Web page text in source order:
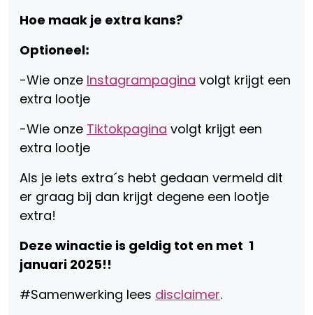
Hoe maak je extra kans?
Optioneelꓽ
-Wie onze Instagrampagina volgt krijgt een
extra lootje
-Wie onze Tiktokpagina volgt krijgt een
extra lootje
Als je iets extra´s hebt gedaan vermeld dit
er graag bij dan krijgt degene een lootje
extra!
Deze winactie is geldig tot en met 1
januari 2025!!
#Samenwerking lees disclaimer.